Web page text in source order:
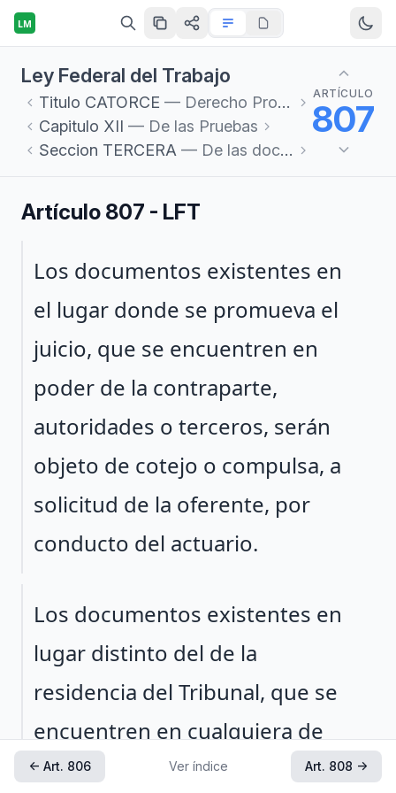
LM
Ley Federal del Trabajo
Titulo CATORCE — Derecho Procesal del Trabajo
Capitulo XII — De las Pruebas
Seccion TERCERA — De las documentales
ARTÍCULO
807
Artículo 807 - LFT
Párrafo 1
Los documentos existentes en
el lugar donde se promueva el
juicio, que se encuentren en
poder de la contraparte,
autoridades o terceros, serán
objeto de cotejo o compulsa, a
solicitud de la oferente, por
conducto del actuario.
Párrafo 2
Los documentos existentes en
lugar distinto del de la
residencia del Tribunal, que se
encuentren en cualquiera de
los supuestos mencionados
← Art. 806 Ver índice Art. 808 →